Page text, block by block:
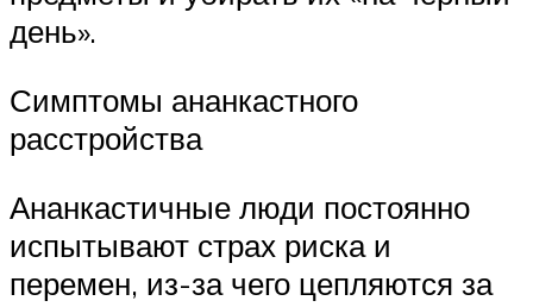
день».
Симптомы ананкастного
расстройства
Ананкастичные люди постоянно
испытывают страх риска и
перемен, из-за чего цепляются за